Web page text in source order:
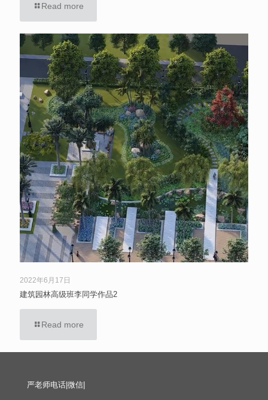
Read more
2022年6月17日
建筑园林高级班李同学作品2
Read more
严老师电话|微信|